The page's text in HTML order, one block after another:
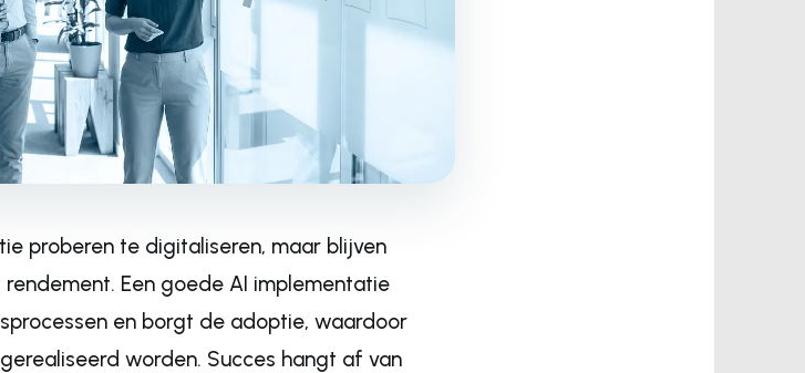
proberen te digitaliseren, maar blijven
Een goede AI implementatie
en borgt de adoptie, waardoor
worden. Succes hangt af van